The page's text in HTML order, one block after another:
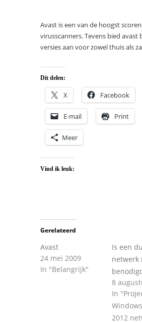
Avast is een van de hoogst
virusscanners. Tevens bied avast
versies aan voor zowel thuis als
Dit delen:
X Facebook
E-mail Print
Meer
Vind ik leuk:
Gerelateerd
Avast
24 mei 2009
In "Belangrijk"
Is een
netwerk
8
In
2012